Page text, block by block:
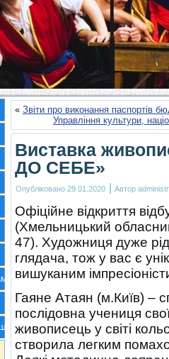
України
« Звіти про виконання паспортів
Управління культури,
Виставка
ДО СЕБЕ»
Опубліковано 29.01.2020 | Автор
Офіційне відкриття
(Хмельницький
47). Художниця дуже
глядача, тож у вас є
вишуканим
Гаяне Атаян (м.Київ) –
послідовна учениця
живописець у світі
створила легким